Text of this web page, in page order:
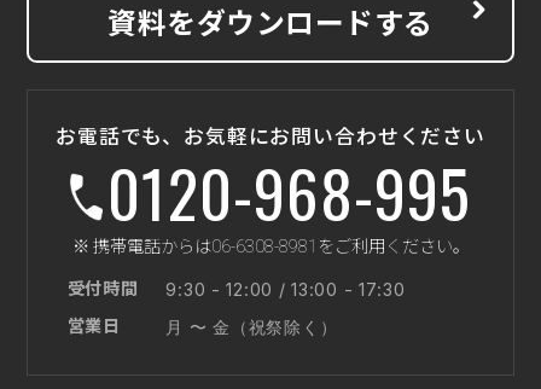
資料をダウンロードする
お電話でも、お気軽にお問い合わせください
0120-968-995
※ 携帯電話からは06-6308-8981をご利用ください。
受付時間 9:30 - 12:00 / 13:00 - 17:30
営業日 月 〜 金（祝祭除く）